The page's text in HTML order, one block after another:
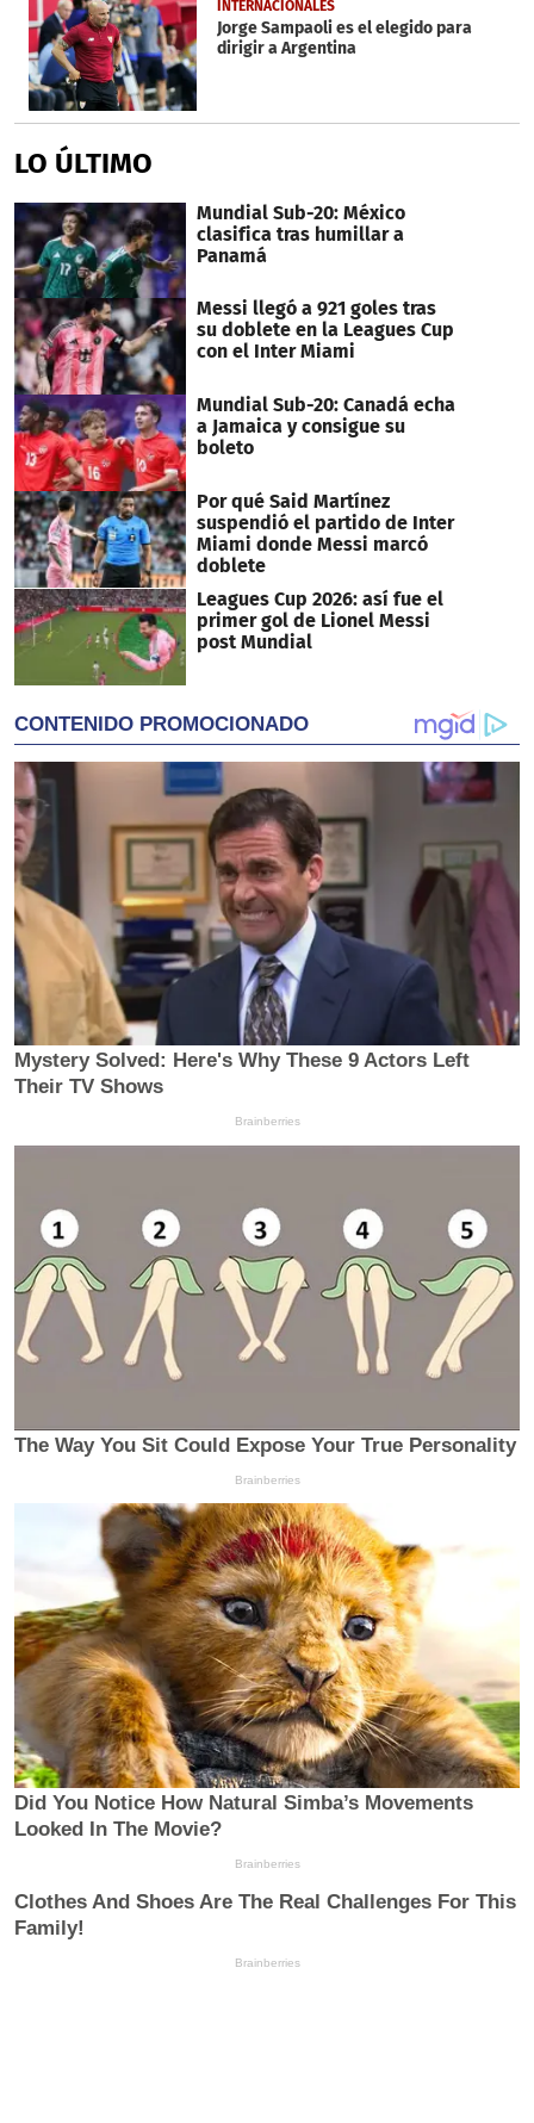
INTERNACIONALES
Jorge Sampaoli es el elegido para
dirigir a Argentina
LO ÚLTIMO
Mundial Sub-20: México
clasifica tras humillar a
Panamá
Messi llegó a 921 goles tras
su doblete en la Leagues Cup
con el Inter Miami
Mundial Sub-20: Canadá echa
a Jamaica y consigue su
boleto
Por qué Said Martínez
suspendió el partido de Inter
Miami donde Messi marcó
doblete
Leagues Cup 2026: así fue el
primer gol de Lionel Messi
post Mundial